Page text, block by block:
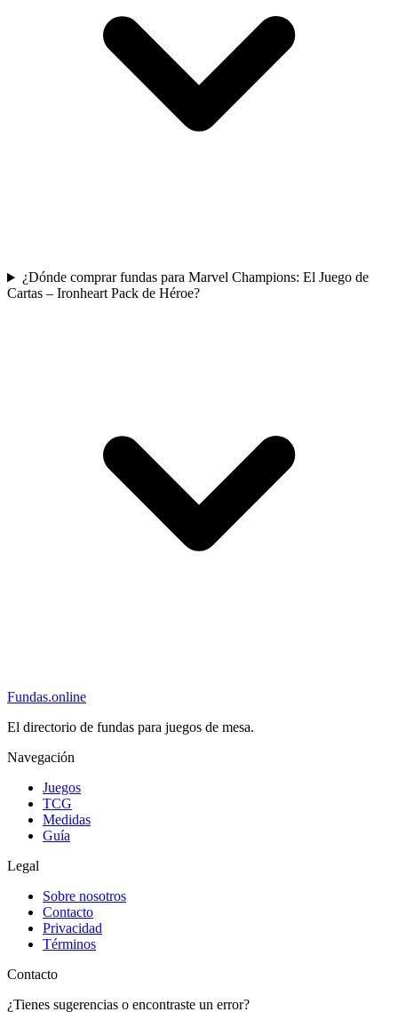
¿Dónde comprar fundas para Marvel Champions: El Juego de
Cartas – Ironheart Pack de Héroe?
Fundas.online
El directorio de fundas para juegos de mesa.
Navegación
Juegos
TCG
Medidas
Guía
Legal
Sobre nosotros
Contacto
Privacidad
Términos
Contacto
¿Tienes sugerencias o encontraste un error?